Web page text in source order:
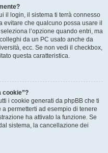
il login, il sistema ti terrà connesso
evitare che qualcuno possa usare il
l’opzione quando entri, ma
da un PC usato anche da
ecc. Se non vedi il checkbox,
questa caratteristica.
cookie”?
i cookie generati da phpBB che ti
permetterti ad esempio di tenere
ha attivato la funzione. Se
sistema, la cancellazione dei